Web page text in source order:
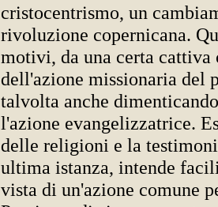
cristocentrismo, un
rivoluzione copernicana.
motivi, da una certa cattiva
dell'azione missionaria del
talvolta anche
l'azione evangelizzatrice.
delle religioni e la
ultima istanza, intende
vista di un'azione comune